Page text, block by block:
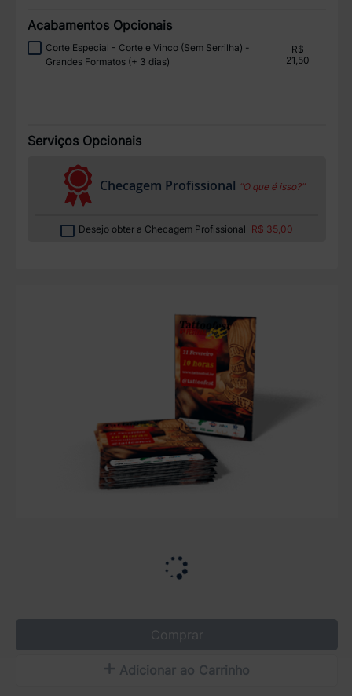
Acabamentos Opcionais
Corte Especial - Corte e Vinco (Sem Serrilha) -
Grandes Formatos (+ 3 dias)
R$
21,50
Serviços Opcionais
Checagem Profissional “O que é isso?”
Desejo obter a Checagem Profissional R$ 35,00
Comprar
Adicionar ao Carrinho